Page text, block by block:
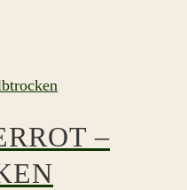
–